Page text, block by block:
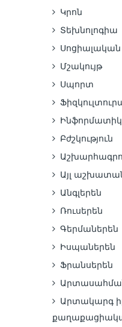
Կրոն
Տեխնոլոգիա
Մշակույթ
Սպորտ
Բժշկություն
Այլ
Անգլերեն
Ռուսերեն
Գերմաներեն
Իսպաներեն
Ֆրանսերեն
Արտակարգ